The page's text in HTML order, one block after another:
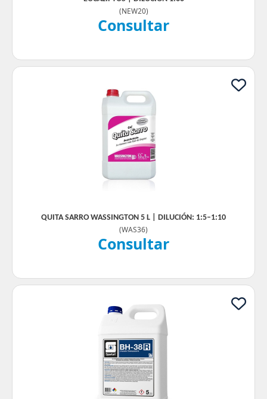
(NEW20)
Consultar
QUITA SARRO WASSINGTON 5 L | DILUCIÓN: 1:5–1:10
(WAS36)
Consultar